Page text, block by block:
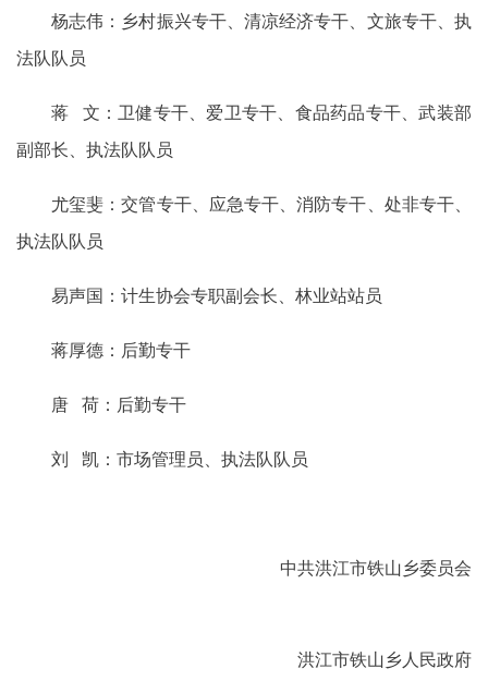
杨志伟：乡村振兴专干、清凉经济专干、文旅专干、执
法队队员
蒋 文：卫健专干、爱卫专干、食品药品专干、武装部
副部长、执法队队员
尤玺斐：交管专干、应急专干、消防专干、处非专干、
执法队队员
易声国：计生协会专职副会长、林业站站员
蒋厚德：后勤专干
唐 荷：后勤专干
刘 凯：市场管理员、执法队队员
中共洪江市铁山乡委员会
洪江市铁山乡人民政府